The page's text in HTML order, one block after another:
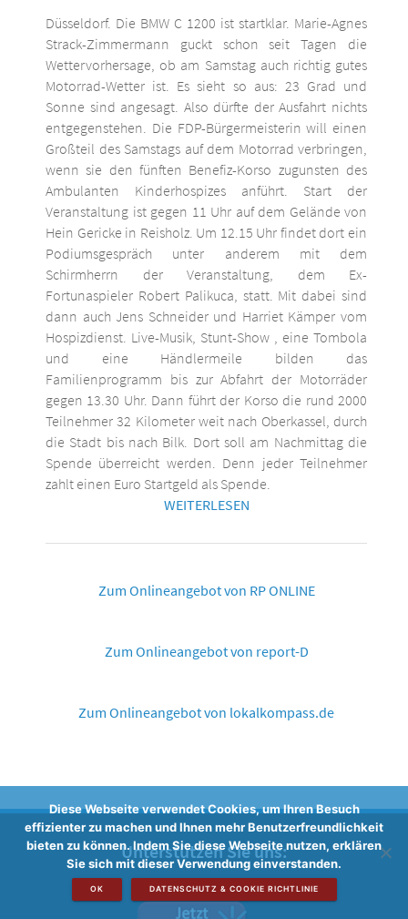
Düsseldorf. Die BMW C 1200 ist startklar. Marie-Agnes
Strack-Zimmermann guckt schon seit Tagen die
Wettervorhersage, ob am Samstag auch richtig gutes
Motorrad-Wetter ist. Es sieht so aus: 23 Grad und
Sonne sind angesagt. Also dürfte der Ausfahrt nichts
entgegenstehen. Die FDP-Bürgermeisterin will einen
Großteil des Samstags auf dem Motorrad verbringen,
wenn sie den fünften Benefiz-Korso zugunsten des
Ambulanten Kinderhospizes anführt. Start der
Veranstaltung ist gegen 11 Uhr auf dem Gelände von
Hein Gericke in Reisholz. Um 12.15 Uhr findet dort ein
Podiumsgespräch unter anderem mit dem
Schirmherrn der Veranstaltung, dem Ex-
Fortunaspieler Robert Palikuca, statt. Mit dabei sind
dann auch Jens Schneider und Harriet Kämper vom
Hospizdienst. Live-Musik, Stunt-Show , eine Tombola
und eine Händlermeile bilden das
Familienprogramm bis zur Abfahrt der Motorräder
gegen 13.30 Uhr. Dann führt der Korso die rund 2000
Teilnehmer 32 Kilometer weit nach Oberkassel, durch
die Stadt bis nach Bilk. Dort soll am Nachmittag die
Spende überreicht werden. Denn jeder Teilnehmer
zahlt einen Euro Startgeld als Spende.
WEITERLESEN
Zum Onlineangebot von RP ONLINE
Zum Onlineangebot von report-D
Zum Onlineangebot von lokalkompass.de
Unterstützen Sie uns:
Diese Webseite verwendet Cookies, um Ihren Besuch
effizienter zu machen und Ihnen mehr Benutzerfreundlichkeit
bieten zu können. Indem Sie diese Webseite nutzen, erklären
Sie sich mit dieser Verwendung einverstanden.
OK DATENSCHUTZ & COOKIE RICHTLINIE